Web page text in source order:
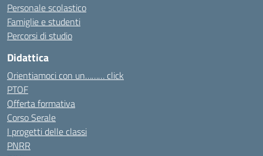
Personale scolastico
Famiglie e studenti
Percorsi di studio
Didattica
Orientiamoci con un……… click
PTOF
Offerta formativa
Corso Serale
I progetti delle classi
PNRR